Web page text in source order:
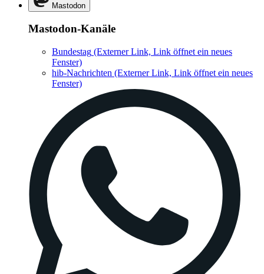
Mastodon
Mastodon-Kanäle
Bundestag (Externer Link, Link öffnet ein neues
Fenster)
hib-Nachrichten (Externer Link, Link öffnet ein neues
Fenster)